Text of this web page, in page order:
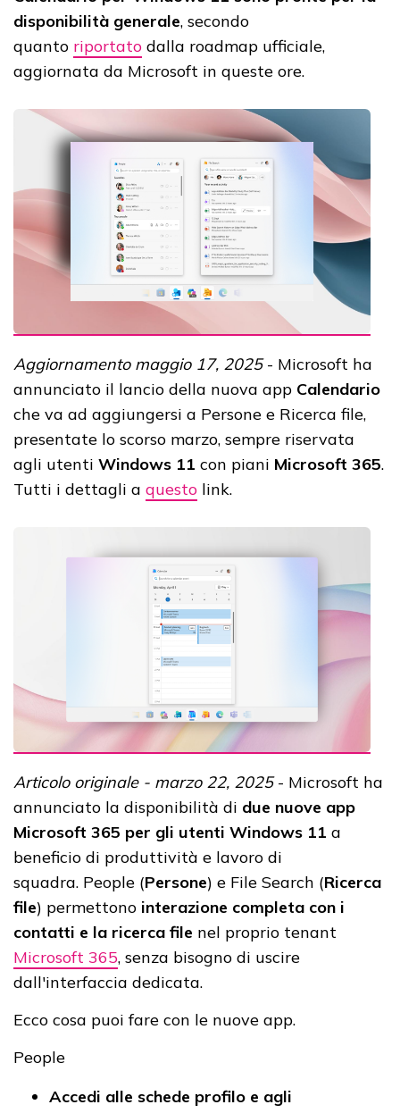
disponibilità generale, secondo
quanto riportato dalla roadmap ufficiale,
aggiornata da Microsoft in queste ore.
Aggiornamento maggio 17, 2025- Microsoft ha
annunciato il lancio della nuova app Calendario
che va ad aggiungersi a Persone e Ricerca file,
presentate lo scorso marzo, sempre riservata
agli utenti Windows 11 con piani Microsoft 365.
Tutti i dettagli a questo link.
Articolo originale - marzo 22, 2025- Microsoft ha
annunciato la disponibilità di due nuove app
Microsoft 365 per gli utenti Windows 11 a
beneficio di produttività e lavoro di
squadra. People (Persone) e File Search (Ricerca
file) permettono interazione completa con i
contatti e la ricerca file nel proprio tenant
Microsoft 365, senza bisogno di uscire
dall'interfaccia dedicata.
Ecco cosa puoi fare con le nuove app.
People
Accedi alle schede profilo e agli